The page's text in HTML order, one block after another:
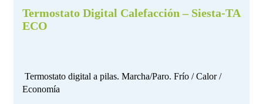
Termostato Digital Calefacción – Siesta-TA
ECO
Termostato digital a pilas. Marcha/Paro. Frío / Calor /
Economía